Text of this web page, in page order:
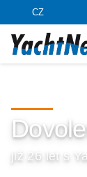
CZ
již 26 let s